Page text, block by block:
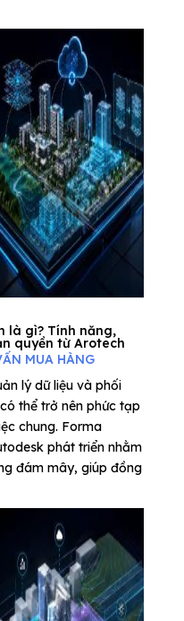
là gì? Tính năng,
quyền từ Arotech
MUA HÀNG
lý dữ liệu và phối
thể trở nên phức tạp
chung. Forma
phát triển nhằm
đám mây, giúp đồng